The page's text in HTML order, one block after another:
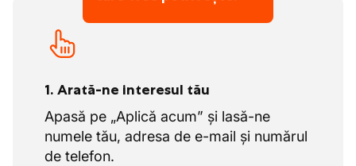
1. Arată-ne interesul tău
Apasă pe „Aplică acum” și lasă-ne
numele tău, adresa de e-mail și numărul
de telefon.